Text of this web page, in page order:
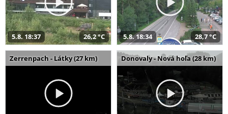
5.8. 18:37 26,2 °C 5.8. 18:34 28,7 °C
Zerrenpach - Látky (27 km) Donovaly - Nová hoľa (28 km)